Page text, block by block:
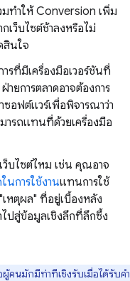
ทําให้ Conversion เพิ่ม
เว็บไซต์ช้าลงหรือไม่
สินใจ
ที่มีเครื่องมือเวอร์ชันที่
ายการตลาดอาจต้องการ
อฟต์แวร์เพื่อพิจารณาว่า
ารถแทนที่ด้วยเครื่องมือ
บไซต์ไหม เช่น คุณอาจ
นการใช้งานแทนการใช้
หตุผล" ที่อยู่เบื้องหลัง
ปสู่ข้อมูลเชิงลึกที่ลึกซึ้ง
นมักมีท่าทีเชิงรับเมื่อได้รับคำ